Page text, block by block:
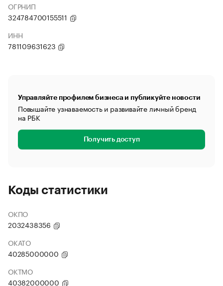
ОГРНИП
324784700155511
ИНН
781109631623
Управляйте профилем бизнеса и публикуйте новости
Повышайте узнаваемость и развивайте личный бренд
на РБК
Получить доступ
Коды статистики
ОКПО
2032438356
ОКАТО
40285000000
ОКТМО
40382000000